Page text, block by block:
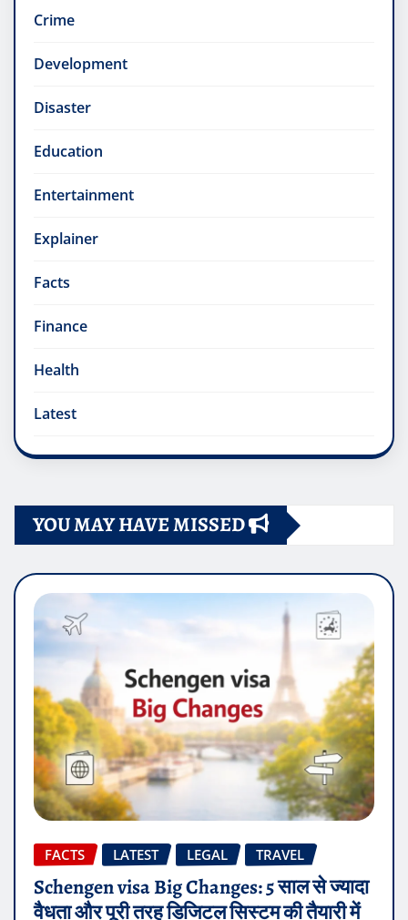
Crime
Development
Disaster
Education
Entertainment
Explainer
Facts
Finance
Health
Latest
YOU MAY HAVE MISSED
FACTS LATEST LEGAL TRAVEL
Schengen visa Big Changes: 5 साल से ज्यादा
वैधता और पूरी तरह डिजिटल सिस्टम की तैयारी में